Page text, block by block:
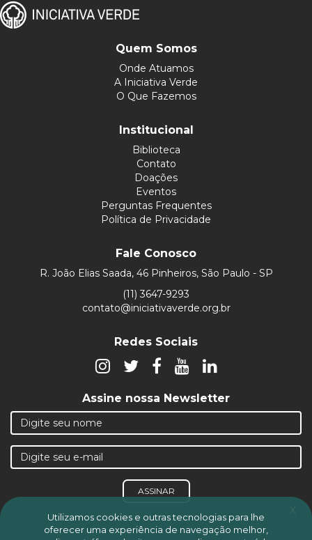
Quem Somos
Onde Atuamos
A Iniciativa Verde
O Que Fazemos
Institucional
Biblioteca
Contato
Doações
Eventos
Perguntas Frequentes
Política de Privacidade
Fale Conosco
R. João Elias Saada, 46 Pinheiros, São Paulo - SP
(11) 3647-9293
contato@iniciativaverde.org.br
Redes Sociais
Assine nossa Newsletter
ASSINAR
x
Utilizamos cookies e outras tecnologias para lhe
oferecer uma experiência de navegação melhor,